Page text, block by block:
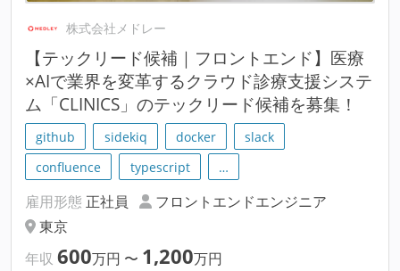
株式会社メドレー
【テックリード候補｜フロントエンド】医療
×AIで業界を変革するクラウド診療支援システ
ム「CLINICS」のテックリード候補を募集！
github sidekiq docker
slack
confluence
typescript …
雇用形態 正社員
フロントエンドエンジニア
東京
年収 600万円 〜 1,200万円